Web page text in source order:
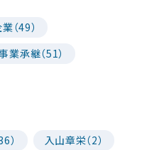
（49）
業承継（51）
）
入山章栄（2）